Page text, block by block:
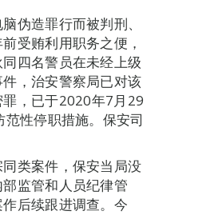
伪造罪行而被判刑、
受贿利用职务之便，
四名警员在未经上级
，治安警察局已对该
，已于2020年7月29
性停职措施。保安司
类案件，保安当局没
监管和人员纪律管
后续跟进调查。今